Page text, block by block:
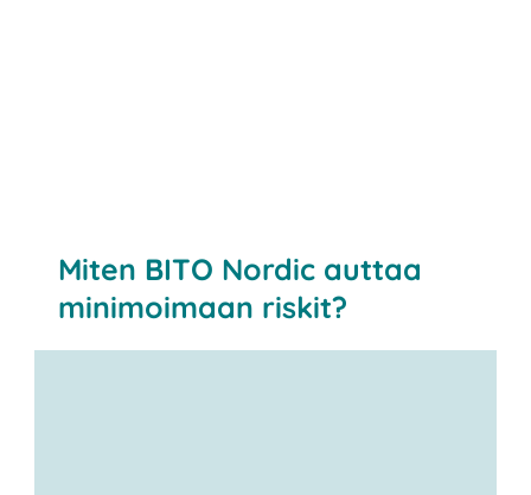
Miten BITO Nordic auttaa
minimoimaan riskit?